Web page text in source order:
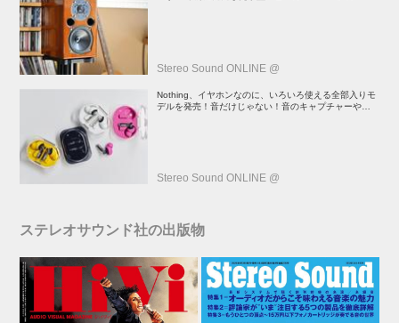
Stereo Sound ONLINE @
Nothing、イヤホンなのに、いろいろ使える全部入りモ
デルを発売！音だけじゃない！音のキャプチャーや、会
Stereo Sound ONLINE @
ステレオサウンド社の出版物